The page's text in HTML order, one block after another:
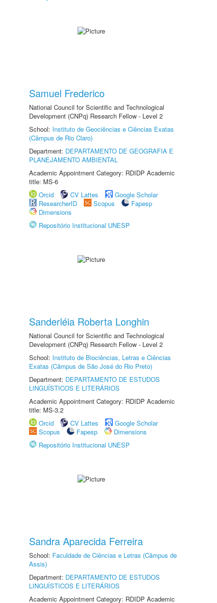
Samuel Frederico
National Council for Scientific and Technological
Development (CNPq) Research Fellow - Level 2
School: Instituto de Geociências e Ciências Exatas
(Câmpus de Rio Claro)
Department: DEPARTAMENTO DE GEOGRAFIA E
PLANEJAMENTO AMBIENTAL
Academic Appointment Category: RDIDP Academic
title: MS-6
Orcid
CV Lattes
Google Scholar
ResearcherID
Scopus
Fapesp
Dimensions
Repositório Institucional UNESP
Sanderléia Roberta Longhin
National Council for Scientific and Technological
Development (CNPq) Research Fellow - Level 2
School: Instituto de Biociências, Letras e Ciências
Exatas (Câmpus de São José do Rio Preto)
Department: DEPARTAMENTO DE ESTUDOS
LINGUÍSTICOS E LITERÁRIOS
Academic Appointment Category: RDIDP Academic
title: MS-3.2
Orcid
CV Lattes
Google Scholar
Scopus
Fapesp
Dimensions
Repositório Institucional UNESP
Sandra Aparecida Ferreira
School: Faculdade de Ciências e Letras (Câmpus de
Assis)
Department: DEPARTAMENTO DE ESTUDOS
LINGUÍSTICOS E LITERÁRIOS
Academic Appointment Category: RDIDP Academic